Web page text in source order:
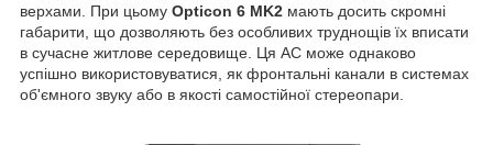
верхами. При цьому Opticon 6 MK2 мають досить скромні
габарити, що дозволяють без особливих труднощів їх вписати
в сучасне житлове середовище. Ця АС може однаково
успішно використовуватися, як фронтальні канали в системах
об'ємного звуку або в якості самостійної стереопари.